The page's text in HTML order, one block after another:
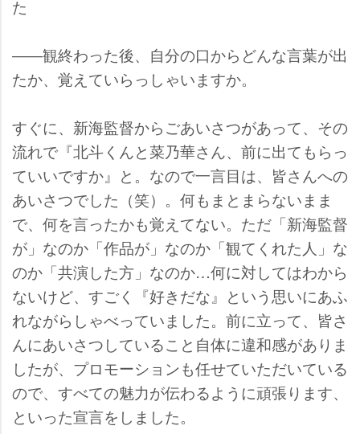
た
――観終わった後、自分の口からどんな言葉が出
たか、覚えていらっしゃいますか。
すぐに、新海監督からごあいさつがあって、その
流れで『北斗くんと菜乃華さん、前に出てもらっ
ていいですか』と。なので一言目は、皆さんへの
あいさつでした（笑）。何もまとまらないまま
で、何を言ったかも覚えてない。ただ「新海監督
が」なのか「作品が」なのか「観てくれた人」な
のか「共演した方」なのか…何に対してはわから
ないけど、すごく『好きだな』という思いにあふ
れながらしゃべっていました。前に立って、皆さ
んにあいさつしていること自体に違和感がありま
したが、プロモーションも任せていただいている
ので、すべての魅力が伝わるように頑張ります、
といった宣言をしました。